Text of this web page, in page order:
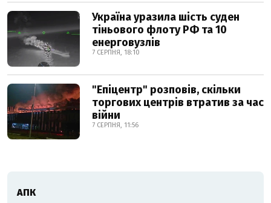
Україна уразила шість суден
тіньового флоту РФ та 10
енерговузлів
7 СЕРПНЯ, 18:10
"Епіцентр" розповів, скільки
торгових центрів втратив за час
війни
7 СЕРПНЯ, 11:56
АПК